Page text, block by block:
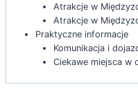
Atrakcje w
Atrakcje w
Praktyczne informacje
Komunikacja i
Ciekawe miejsca w